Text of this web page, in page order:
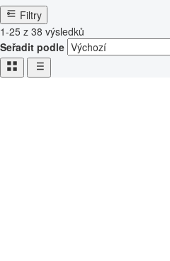
Filtry
1-25 z 38 výsledků
Seřadit podle